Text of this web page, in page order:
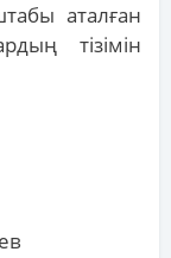
аталған
тізімін